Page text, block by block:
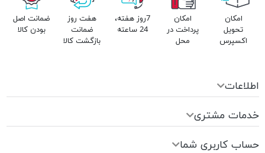
امکان
تحویل
اکسپرس
امکان
پرداخت در
محل
7روز هفته،
24 ساعته
هفت روز
ضمانت
بازگشت کالا
ضمانت اصل
بودن کالا
اطلاعات
خدمات مشتری
حساب کاربری شما